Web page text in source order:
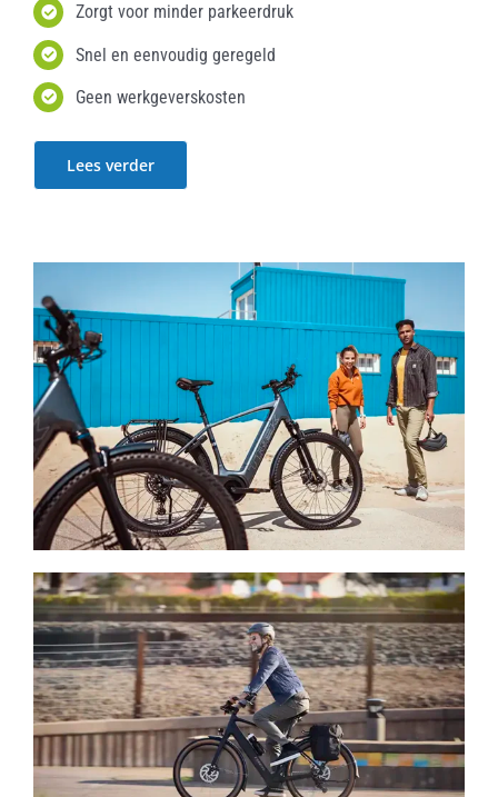
Zorgt voor minder parkeerdruk
Snel en eenvoudig geregeld
Geen werkgeverskosten
Lees verder